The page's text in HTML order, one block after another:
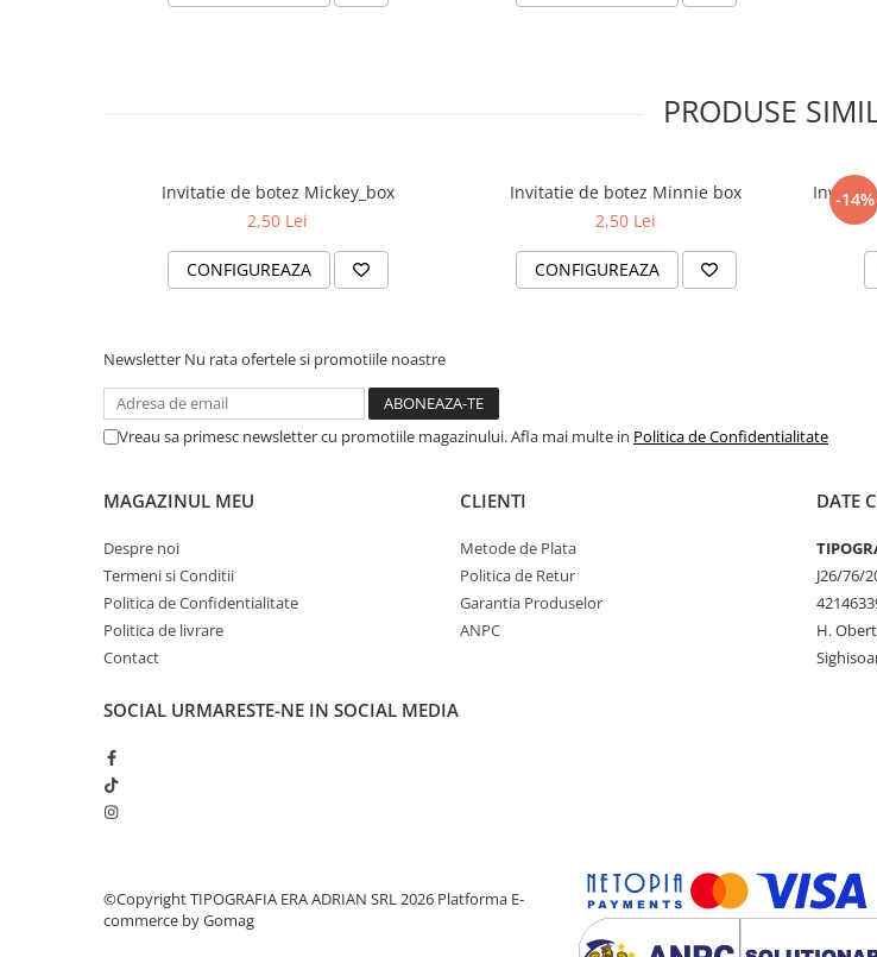
PRODUSE
Invitatie de botez Mickey_box
2,50 Lei
CONFIGUREAZA
Invitatie de botez Minnie box
2,50 Lei
CONFIGUREAZA
-14%
Newsletter Nu rata ofertele si promotiile noastre
Vreau sa primesc newsletter cu promotiile magazinului. Afla mai multe in Politica de Confidentialitate
MAGAZINUL MEU
Despre noi
Termeni si Conditii
Politica de Confidentialitate
Politica de livrare
Contact
CLIENTI
Metode de Plata
Politica de Retur
Garantia Produselor
ANPC
DATE
J26/76/
H.
SOCIAL URMARESTE-NE IN SOCIAL MEDIA
©Copyright TIPOGRAFIA ERA ADRIAN SRL 2026 Platforma E-
commerce by Gomag